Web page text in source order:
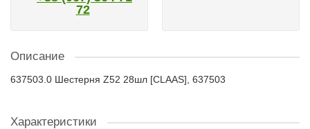
72
Описание
637503.0 Шестерня Z52 28шл [CLAAS], 637503
Характеристики